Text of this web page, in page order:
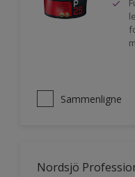
Sammenligne
Nordsjö